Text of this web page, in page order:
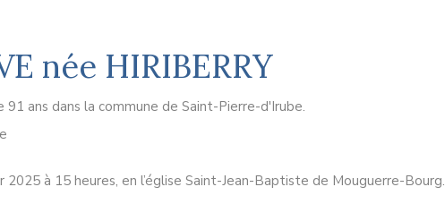
née HIRIBERRY
ans dans la commune de Saint-Pierre-d'Irube.
à 15 heures, en l’église Saint-Jean-Baptiste de Mouguerre-Bourg.